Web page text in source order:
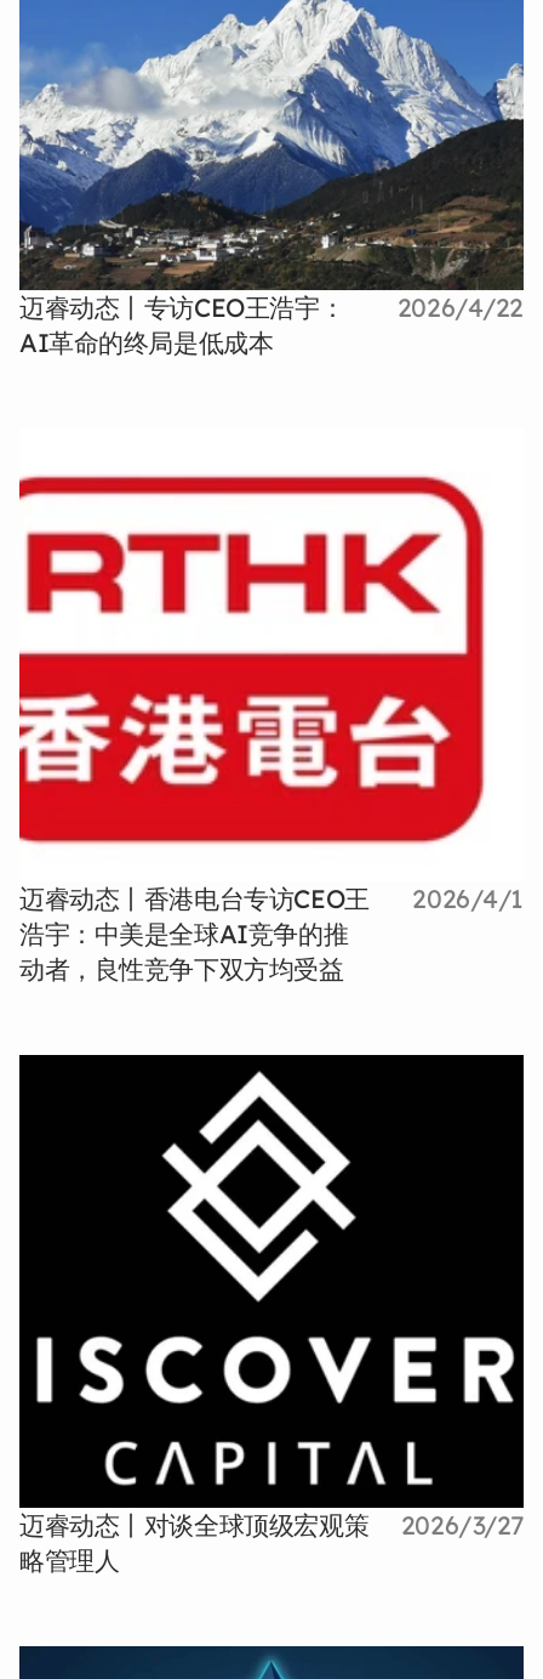
迈睿动态丨专访CEO王浩宇：
AI革命的终局是低成本
2026/4/22
迈睿动态丨香港电台专访CEO王
浩宇：中美是全球AI竞争的推
动者，良性竞争下双方均受益
2026/4/1
迈睿动态丨对谈全球顶级宏观策
略管理人
2026/3/27